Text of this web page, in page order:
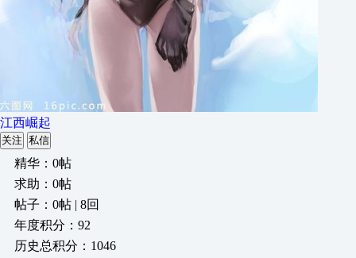
江西崛起
关注 私信
精华：0帖
求助：0帖
帖子：0帖 | 8回
年度积分：92
历史总积分：1046